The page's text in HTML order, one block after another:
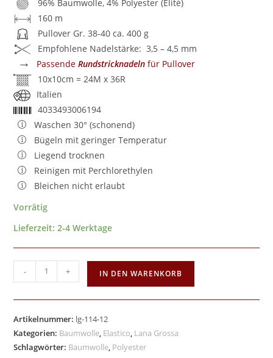
96% Baumwolle, 4% Polyester (Elité)
160 m
Pullover Gr. 38-40 ca. 400 g
Empfohlene Nadelstärke: 3,5 – 4,5 mm
→ PassendeRundstricknadeln für Pullover
10x10cm = 24M x 36R
Italien
4033493006194
Waschen 30° (schonend)
Bügeln mit geringer Temperatur
Liegend trocknen
Reinigen mit Perchlorethylen
Bleichen nicht erlaubt
Vorrätig
Lieferzeit:2-4 Werktage
- + IN DEN WARENKORB
Artikelnummer: lg-114-12
Kategorien: Baumwolle, Elastico, Lana Grossa
Schlagwörter: Baumwolle, Polyester